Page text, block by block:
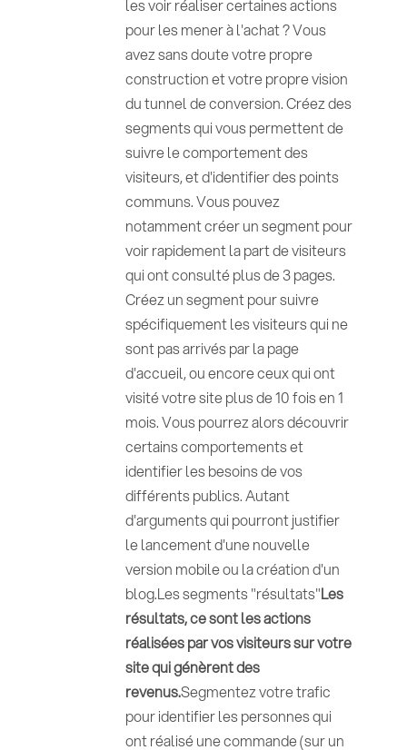
les voir réaliser certaines actions
pour les mener à l'achat ? Vous
avez sans doute votre propre
construction et votre propre vision
du tunnel de conversion. Créez des
segments qui vous permettent de
suivre le comportement des
visiteurs, et d'identifier des points
communs. Vous pouvez
notamment créer un segment pour
voir rapidement la part de visiteurs
qui ont consulté plus de 3 pages.
Créez un segment pour suivre
spécifiquement les visiteurs qui ne
sont pas arrivés par la page
d'accueil, ou encore ceux qui ont
visité votre site plus de 10 fois en 1
mois. Vous pourrez alors découvrir
certains comportements et
identifier les besoins de vos
différents publics. Autant
d'arguments qui pourront justifier
le lancement d'une nouvelle
version mobile ou la création d'un
blog.Les segments "résultats"Les
résultats, ce sont les actions
réalisées par vos visiteurs sur votre
site qui génèrent des
revenus.Segmentez votre trafic
pour identifier les personnes qui
ont réalisé une commande (sur un